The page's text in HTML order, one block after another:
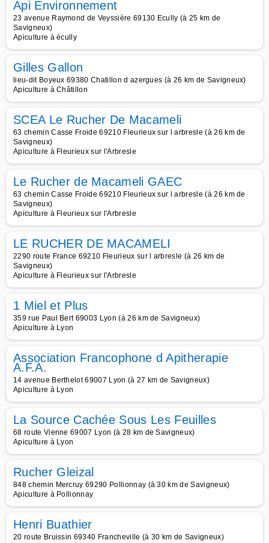
Api Environnement
23 avenue Raymond de Veyssière 69130 Ecully (à 25 km de
Savigneux)
Apiculture à écully
Gilles Gallon
lieu-dit Boyeux 69380 Chatillon d azergues (à 26 km de Savigneux)
Apiculture à Châtillon
SCEA Le Rucher De Macameli
63 chemin Casse Froide 69210 Fleurieux sur l arbresle (à 26 km de
Savigneux)
Apiculture à Fleurieux sur l'Arbresle
Le Rucher de Macameli GAEC
63 chemin Casse Froide 69210 Fleurieux sur l arbresle (à 26 km de
Savigneux)
Apiculture à Fleurieux sur l'Arbresle
LE RUCHER DE MACAMELI
2290 route France 69210 Fleurieux sur l arbresle (à 26 km de
Savigneux)
Apiculture à Fleurieux sur l'Arbresle
1 Miel et Plus
359 rue Paul Bert 69003 Lyon (à 26 km de Savigneux)
Apiculture à Lyon
Association Francophone d Apitherapie
A.F.A.
14 avenue Berthelot 69007 Lyon (à 27 km de Savigneux)
Apiculture à Lyon
La Source Cachée Sous Les Feuilles
68 route Vienne 69007 Lyon (à 28 km de Savigneux)
Apiculture à Lyon
Rucher Gleizal
848 chemin Mercruy 69290 Pollionnay (à 30 km de Savigneux)
Apiculture à Pollionnay
Henri Buathier
20 route Bruissin 69340 Francheville (à 30 km de Savigneux)